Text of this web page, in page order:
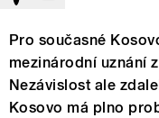
Pro současné
mezinárodní uznání
Nezávislost ale
Kosovo má plno